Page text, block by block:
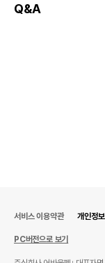
Q&A
서비스 이용약관 개인정
PC버전으로 보기